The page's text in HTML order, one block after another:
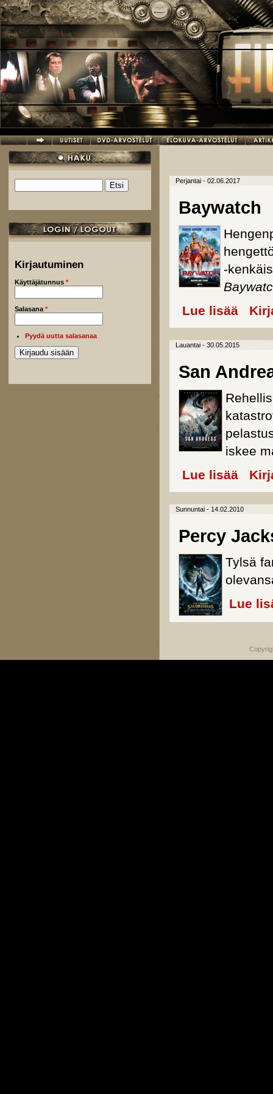
Hyppää pääsisältöön
Hakulomake
Kirjautuminen
Käyttäjätunnus *
Salasana *
Pyydä uutta salasanaa
Perjantai - 02.06.2017
Baywatch
-
Lue lisää about
Lauantai - 30.05.2015
San
iskee
Lue lisää about
Sunnuntai - 14.02.2010
Percy
Tylsä
Lue